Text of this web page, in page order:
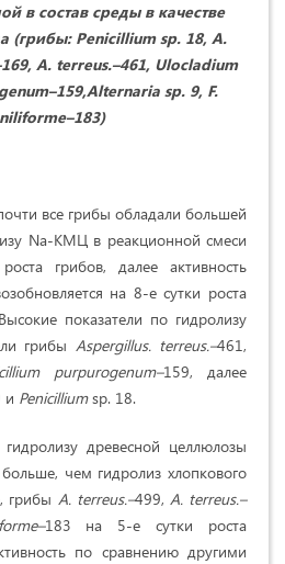
в состав среды в качестве
(грибы: Penicillium sp. 18, A.
169, A. terreus.–461, Ulocladium
Alternaria sp. 9, F.
183)
все грибы обладали большей
Na-КМЦ в реакционной смеси
грибов, далее активность
на 8-е сутки роста
показатели по гидролизу
грибы Aspergillus. terreus.–461,
purpurogenum–159, далее
и Penicilliumsp. 18.
древесной целлюлозы
чем гидролиз хлопкового
грибы A. terreus.–499, A. terreus.–
183 на 5-е сутки роста
по сравнению другими